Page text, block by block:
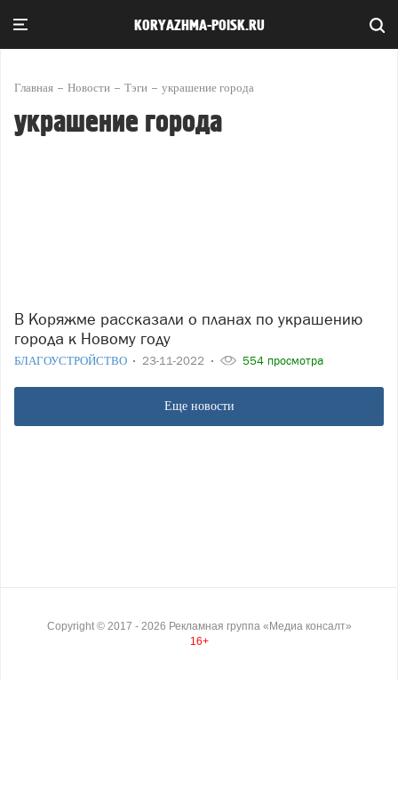
KORYAZHMA-POISK.RU
Главная Новости Тэги украшение города
украшение города
В Коряжме рассказали о планах по украшению
города к Новому году
БЛАГОУСТРОЙСТВО 23-11-2022 554 просмотра
Еще новости
Copyright © 2017 - 2026 Рекламная группа «Медиа консалт»
16+